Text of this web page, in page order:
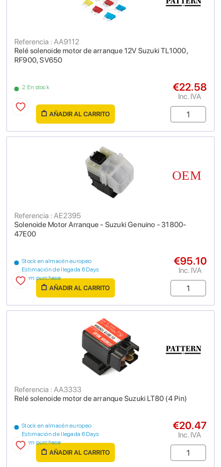
Relé solenoide motor de arranque 12V Suzuki TL1000,
RF900, SV650
Referencia : AA9112
2 En stock €22.58
Inc. IVA
AÑADIR AL CARRITO
Solenoide Motor Arranque - Suzuki Genuino - 31800-
47E00
Referencia : AE2395
Stock en almacén europeo
Estimación de llegada 6 Days
from purchase
€95.10
Inc. IVA
AÑADIR AL CARRITO
Relé solenoide motor de arranque Suzuki LT80 (4 Pin)
Referencia : AA3333
Stock en almacén europeo
Estimación de llegada 6 Days
from purchase
€20.47
Inc. IVA
AÑADIR AL CARRITO